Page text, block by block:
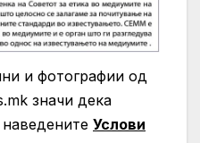
и фотографии од
значи дека
Услови